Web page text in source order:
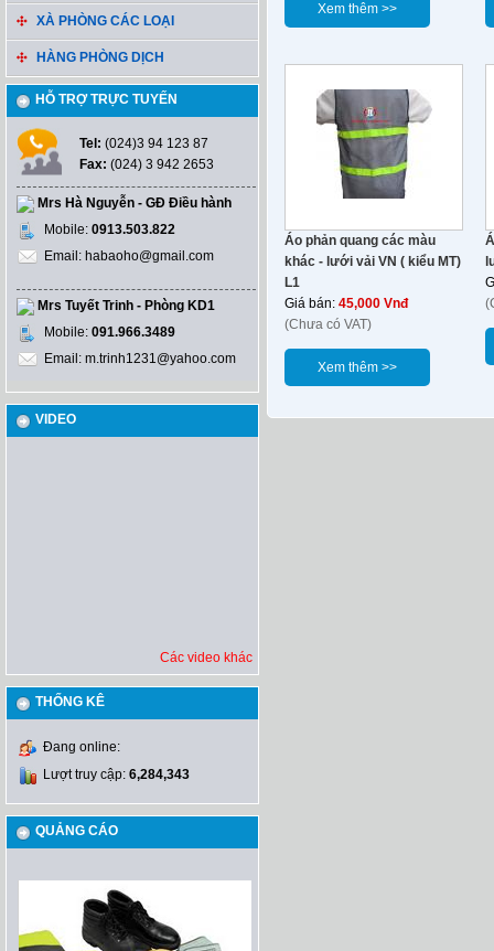
XÀ PHÒNG CÁC LOẠI
HÀNG PHÒNG DỊCH
HỖ TRỢ TRỰC TUYẾN
Tel: (024)3 94 123 87
Fax: (024) 3 942 2653
Mrs Hà Nguyễn - GĐ Điều hành
Mobile: 0913.503.822
Email: habaoho@gmail.com
Mrs Tuyết Trinh - Phòng KD1
Mobile: 091.966.3489
Email: m.trinh1231@yahoo.com
VIDEO
Các video khác
THỐNG KÊ
Đang online:
Lượt truy cập: 6,284,343
QUẢNG CÁO
Xem thêm >>
Áo phản quang các màu
khác - lưới vải VN ( kiểu MT)
L1
Giá bán: 45,000 Vnđ
(Chưa có VAT)
Xem thêm >>